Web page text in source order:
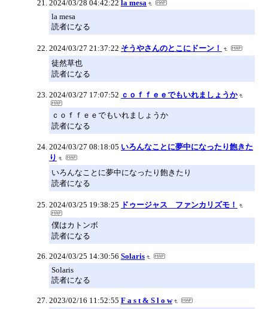
2024/03/28 04:42:22 la mesa
la mesa
読者になる
2024/03/27 21:37:22 そうやさんのとこにドーン！
徒然草也
読者になる
2024/03/27 17:07:52 ｃｏｆｆｅｅでもいれましょうか
ｃｏｆｆｅｅでもいれましょうか
読者になる
2024/03/27 08:18:05 いろんなことに夢中になったり飽きた
り
いろんなことに夢中になったり飽きたり
読者になる
2024/03/25 19:38:25 ドゥージャス ファンカリズモ！
僕はカトンボ
読者になる
2024/03/25 14:30:56 Solaris
Solaris
読者になる
2023/02/16 11:52:55 F a s t & S l o w